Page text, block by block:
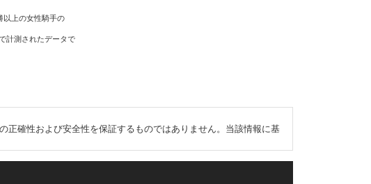
以上の女性騎手の
計測されたデータで
正確性および安全性を保証するものではありません。当該情報に基